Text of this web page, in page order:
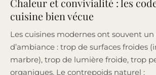
Chaleur et convivialité : les
cuisine bien vécue
Les cuisines modernes ont souvent
d’ambiance : trop de surfaces froides
marbre), trop de lumière froide, trop
organiques. Le contrepoids naturel :